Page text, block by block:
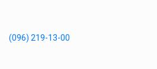
(096) 219-13-00